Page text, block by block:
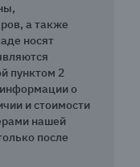
а также
носят
пунктом 2
о
и стоимости
нашей
после